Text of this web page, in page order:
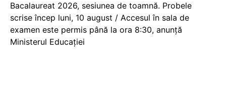
Bacalaureat 2026, sesiunea de toamnă. Probele
scrise încep luni, 10 august / Accesul în sala de
examen este permis până la ora 8:30, anunță
Ministerul Educației